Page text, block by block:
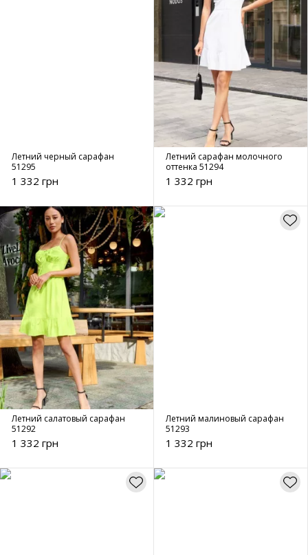
Летний черный сарафан
51295
1 332 грн
Летний сарафан молочного
оттенка 51294
1 332 грн
Летний салатовый сарафан
51292
1 332 грн
Летний малиновый сарафан
51293
1 332 грн